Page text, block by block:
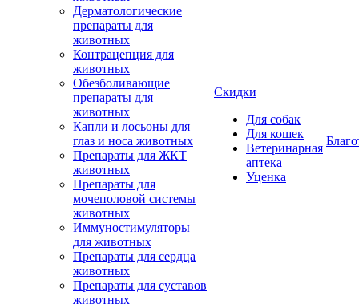
Дерматологические
препараты для
животных
Контрацепция для
животных
Обезболивающие
препараты для
животных
Капли и лосьоны для
глаз и носа животных
Препараты для ЖКТ
животных
Препараты для
мочеполовой системы
животных
Иммуностимуляторы
для животных
Препараты для сердца
животных
Препараты для суставов
животных
Скидки
Для собак
Для кошек
Ветеринарная
аптека
Уценка